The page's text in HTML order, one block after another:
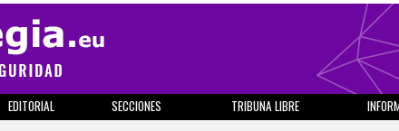
EDITORIAL SECCIONES TRIBUNA LIBRE